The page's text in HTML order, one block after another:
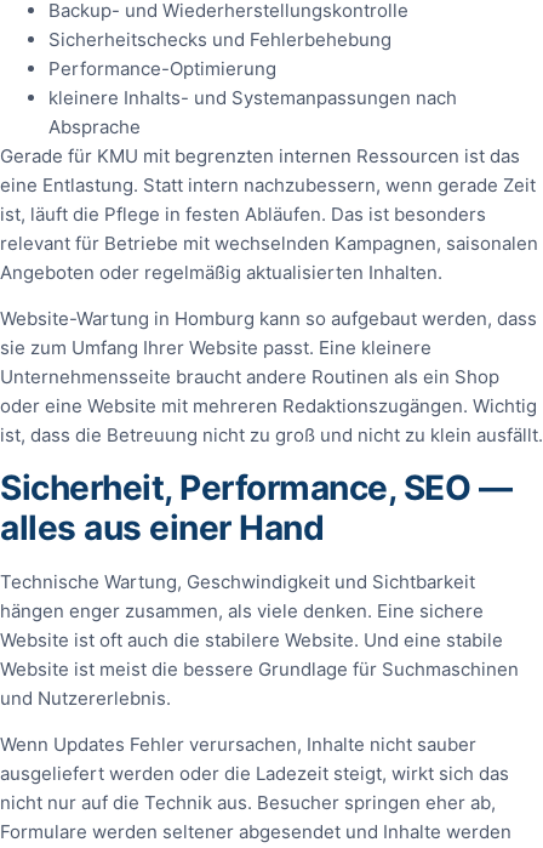
Backup- und Wiederherstellungskontrolle
Sicherheitschecks und Fehlerbehebung
Performance-Optimierung
kleinere Inhalts- und Systemanpassungen nach
Absprache
Gerade für KMU mit begrenzten internen Ressourcen ist das
eine Entlastung. Statt intern nachzubessern, wenn gerade Zeit
ist, läuft die Pflege in festen Abläufen. Das ist besonders
relevant für Betriebe mit wechselnden Kampagnen, saisonalen
Angeboten oder regelmäßig aktualisierten Inhalten.
Website-Wartung in Homburg kann so aufgebaut werden, dass
sie zum Umfang Ihrer Website passt. Eine kleinere
Unternehmensseite braucht andere Routinen als ein Shop
oder eine Website mit mehreren Redaktionszugängen. Wichtig
ist, dass die Betreuung nicht zu groß und nicht zu klein ausfällt.
Sicherheit, Performance, SEO —
alles aus einer Hand
Technische Wartung, Geschwindigkeit und Sichtbarkeit
hängen enger zusammen, als viele denken. Eine sichere
Website ist oft auch die stabilere Website. Und eine stabile
Website ist meist die bessere Grundlage für Suchmaschinen
und Nutzererlebnis.
Wenn Updates Fehler verursachen, Inhalte nicht sauber
ausgeliefert werden oder die Ladezeit steigt, wirkt sich das
nicht nur auf die Technik aus. Besucher springen eher ab,
Formulare werden seltener abgesendet und Inhalte werden